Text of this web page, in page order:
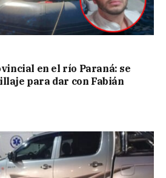
en el río Paraná: se
para dar con Fabián